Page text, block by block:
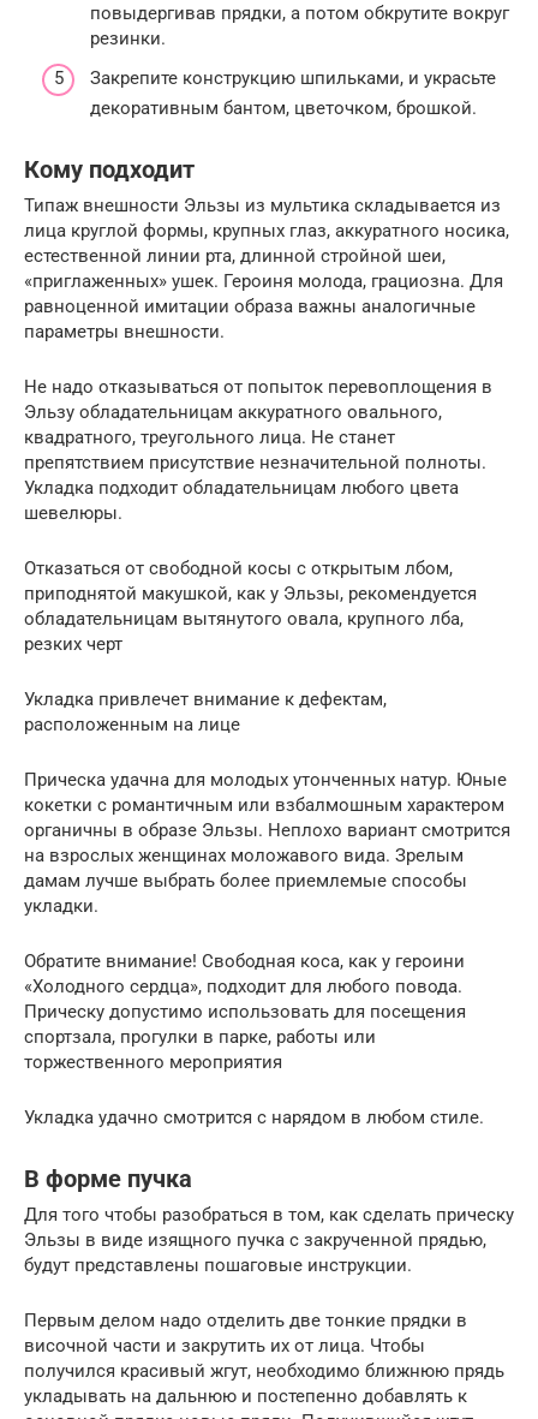
повыдергивав прядки, а потом обкрутите вокруг
резинки.
Закрепите конструкцию шпильками, и украсьте
декоративным бантом, цветочком, брошкой.
Кому подходит
Типаж внешности Эльзы из мультика складывается из
лица круглой формы, крупных глаз, аккуратного носика,
естественной линии рта, длинной стройной шеи,
«приглаженных» ушек. Героиня молода, грациозна. Для
равноценной имитации образа важны аналогичные
параметры внешности.
Не надо отказываться от попыток перевоплощения в
Эльзу обладательницам аккуратного овального,
квадратного, треугольного лица. Не станет
препятствием присутствие незначительной полноты.
Укладка подходит обладательницам любого цвета
шевелюры.
Отказаться от свободной косы с открытым лбом,
приподнятой макушкой, как у Эльзы, рекомендуется
обладательницам вытянутого овала, крупного лба,
резких черт
Укладка привлечет внимание к дефектам,
расположенным на лице
Прическа удачна для молодых утонченных натур. Юные
кокетки с романтичным или взбалмошным характером
органичны в образе Эльзы. Неплохо вариант смотрится
на взрослых женщинах моложавого вида. Зрелым
дамам лучше выбрать более приемлемые способы
укладки.
Обратите внимание! Свободная коса, как у героини
«Холодного сердца», подходит для любого повода.
Прическу допустимо использовать для посещения
спортзала, прогулки в парке, работы или
торжественного мероприятия
Укладка удачно смотрится с нарядом в любом стиле.
В форме пучка
Для того чтобы разобраться в том, как сделать прическу
Эльзы в виде изящного пучка с закрученной прядью,
будут представлены пошаговые инструкции.
Первым делом надо отделить две тонкие прядки в
височной части и закрутить их от лица. Чтобы
получился красивый жгут, необходимо ближнюю прядь
укладывать на дальнюю и постепенно добавлять к